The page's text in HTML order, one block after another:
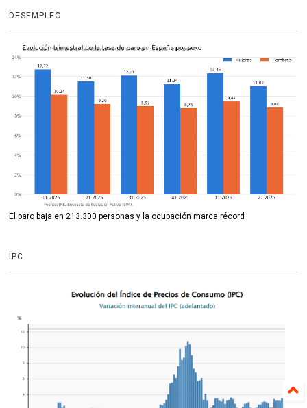
DESEMPLEO
El paro baja en 213.300 personas y la ocupación marca récord
IPC